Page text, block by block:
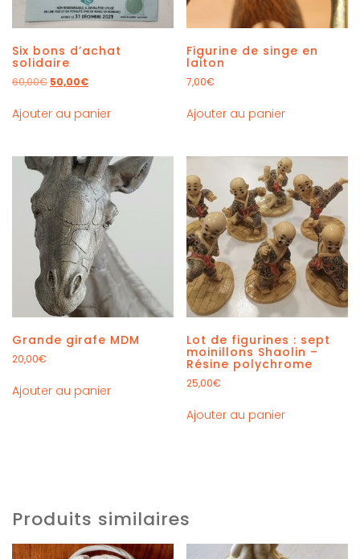
Six bons d’achat
solidaire
60,00€ 50,00€
Ajouter au panier
Figurine de singe en
laiton
7,00€
Ajouter au panier
Grande girafe MDM
20,00€
Ajouter au panier
Lot de figurines : sept
moinillons Shaolin –
Résine polychrome
25,00€
Ajouter au panier
Produits similaires